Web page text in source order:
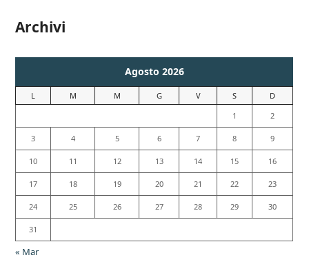
Archivi
Agosto 2026
L M M G V S
D
1
2
3 4 5 6 7 8 9
10 11 12 13 14 15 16
17 18 19 20 21 22 23
24 25 26 27 28 29 30
31
« Mar